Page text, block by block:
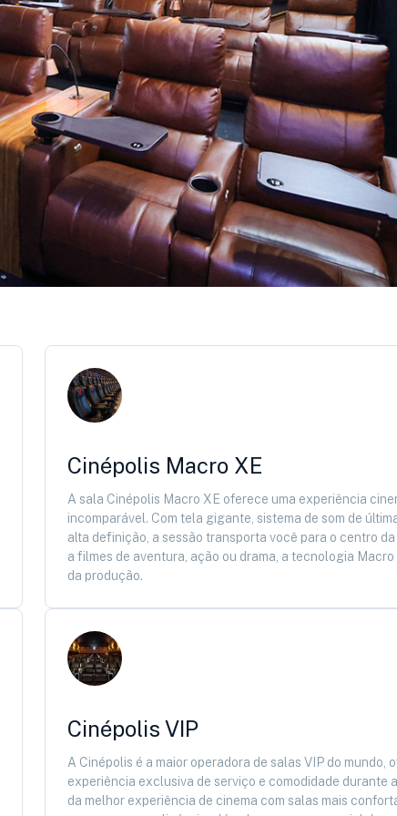
Cinépolis Macro XE
A sala Cinépolis Macro XE oferece uma experiência
incomparável. Com tela gigante, sistema de som de
alta definição, a sessão transporta você para o centro
a filmes de aventura, ação ou drama, a tecnologia
da produção.
Cinépolis VIP
A Cinépolis é a maior operadora de salas VIP do mundo,
experiência exclusiva de serviço e comodidade durante
da melhor experiência de cinema com salas mais